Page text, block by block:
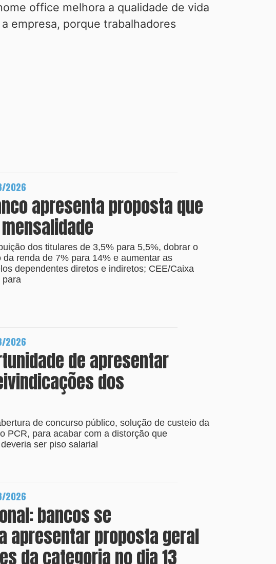
office melhora a qualidade de vida
empresa, porque trabalhadores
2026
apresenta proposta que
dos titulares de 3,5% para 5,5%, dobrar o
da renda de 7% para 14% e aumentar as
dependentes diretos e indiretos; CEE/Caixa
para
2026
de apresentar
dos
de concurso público, solução de custeio da
PCR, para acabar com a distorção que
ser piso salarial
2026
bancos se
apresentar proposta geral
da categoria no dia 13